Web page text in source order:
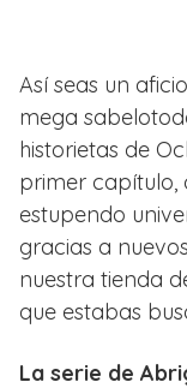
Así seas un
mega
historietas de
primer capítulo,
estupendo
gracias a
nuestra tienda
que estabas
La serie de